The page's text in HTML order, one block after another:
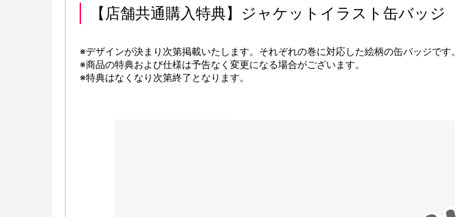
【店舗共通購入特典】ジャケットイラスト缶バッジ
※デザインが決まり次第掲載いたします。それぞれの巻に対応した絵柄の缶バッジです。
※商品の特典および仕様は予告なく変更になる場合がございます。
※特典はなくなり次第終了となります。